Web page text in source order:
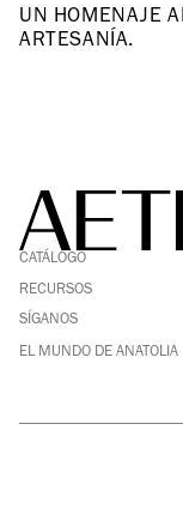
UN HOMENAJE
ARTESANÍA.
CATÁLOGO
RECURSOS
SÍGANOS
FACEBOOK
LINKEDIN
PINTEREST
YOUTUBE
EL MUNDO DE ANATOLIA